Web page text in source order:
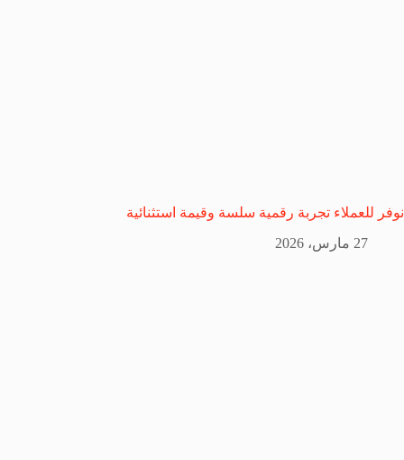
نوفر للعملاء تجربة رقمية سلسة وقيمة استثنائية
27 مارس، 2026